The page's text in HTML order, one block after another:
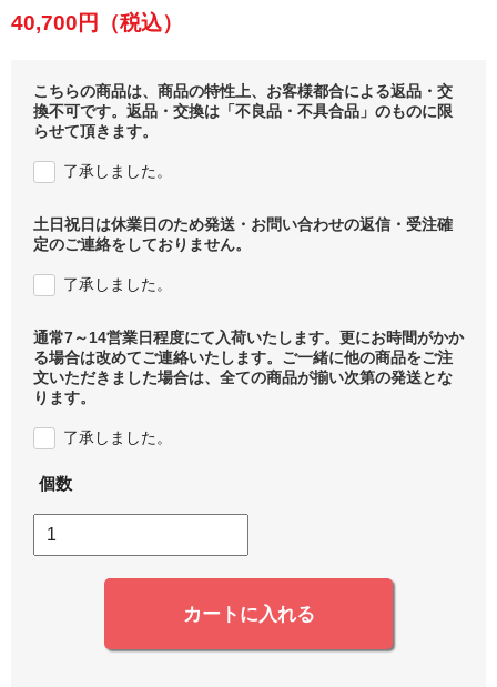
40,700円 （税込）
こちらの商品は、商品の特性上、お客様都合による返品・交
換不可です。返品・交換は「不良品・不具合品」のものに限
らせて頂きます。
了承しました。
土日祝日は休業日のため発送・お問い合わせの返信・受注確
定のご連絡をしておりません。
了承しました。
通常7～14営業日程度にて入荷いたします。更にお時間がかか
る場合は改めてご連絡いたします。ご一緒に他の商品をご注
文いただきました場合は、全ての商品が揃い次第の発送とな
ります。
了承しました。
個数
カートに入れる